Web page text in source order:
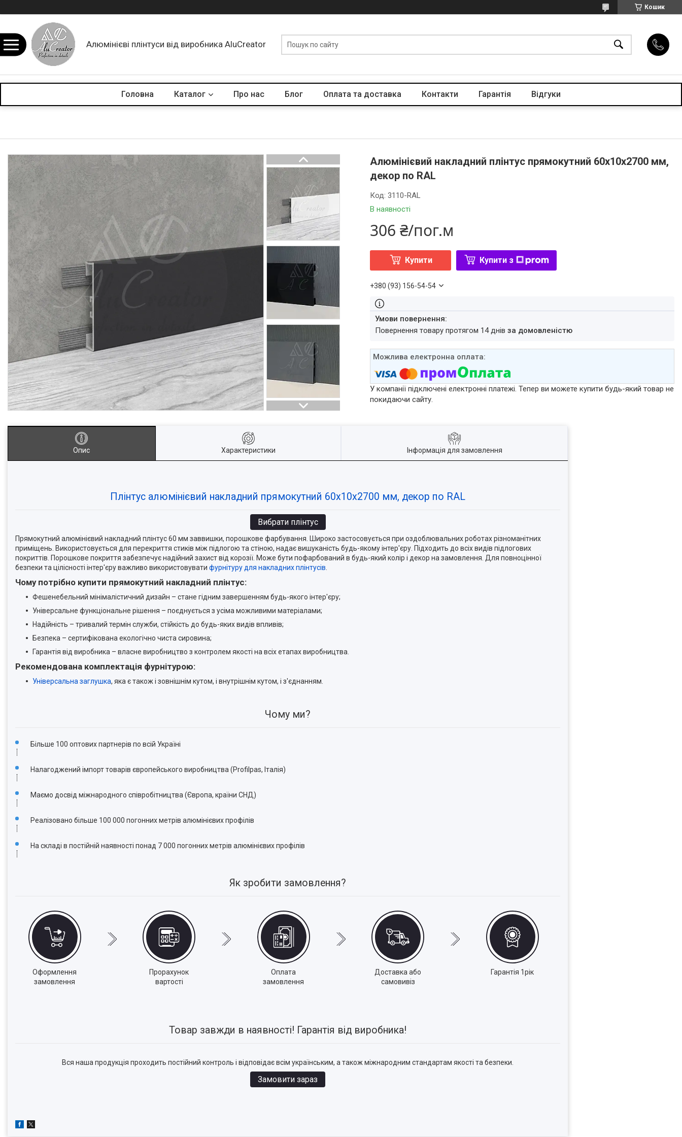
Кошик
Алюмінієві плінтуси від виробника AluCreator
Головна Каталог Про нас Блог Оплата та доставка Контакти Гарантія Відгуки
Алюмінієвий накладний плінтус прямокутний 60х10х2700 мм,
декор по RAL
В наявності
Код:3110-RAL
306 ₴/пог.м
Купити Купити з
+380 (93) 156-54-54
повернення товару протягом 14 днівза домовленістю
У компанії підключені електронні платежі. Тепер ви можете купити будь-який товар не
покидаючи сайту.
Опис Характеристики Інформація для замовлення
Плінтус алюмінієвий накладний прямокутний 60х10х2700 мм, декор по RAL
Вибрати плінтус
Прямокутний алюмінієвий накладний плінтус 60 мм заввишки, порошкове фарбування. Широко застосовується при оздоблювальних роботах різноманітних
приміщень. Використовується для перекриття стиків між підлогою та стіною, надає вишуканість будь-якому інтер'єру. Підходить до всіх видів підлогових
покриттів. Порошкове покриття забезпечує надійний захист від корозії. Може бути пофарбований в будь-який колір і декор на замовлення. Для повноцінної
безпеки та цілісності інтер'єру важливо використовувати фурнітуру для накладних плінтусів
Чому потрібно купити прямокутний накладний плінтус:
Фешенебельний мінімалістичний дизайн – стане гідним завершенням будь-якого інтер'єру;
Універсальне функціональне рішення – поєднується з усіма можливими матеріалами;
Надійність – тривалий термін служби, стійкість до будь-яких видів впливів;
Безпека – сертифікована екологічно чиста сировина;
Гарантія від виробника – власне виробництво з контролем якості на всіх етапах виробництва.
Рекомендована комплектація фурнітурою:
Універсальна заглушка, яка є також і зовнішнім кутом, і внутрішнім кутом, і з'єднанням.
Чому ми?
Більше 100 оптових партнерів по всій Україні
Налагоджений імпорт товарів європейського виробництва (Profilpas, Італія)
Маємо досвід міжнародного співробітництва (Європа, країни СНД)
Реалізовано більше 100 000 погонних метрів алюмінієвих профілів
На складі в постійній наявності понад 7 000 погонних метрів алюмінієвих профілів
Як зробити замовлення?
Оформлення
замовлення
Прорахунок
вартості
Оплата
замовлення
Доставка або
самовивіз
Гарантія 1рік
Товар завжди в наявності! Гарантія від виробника!
Вся наша продукція проходить постійний контроль і відповідає всім українським, а також міжнародним стандартам якості та безпеки.
Замовити зараз